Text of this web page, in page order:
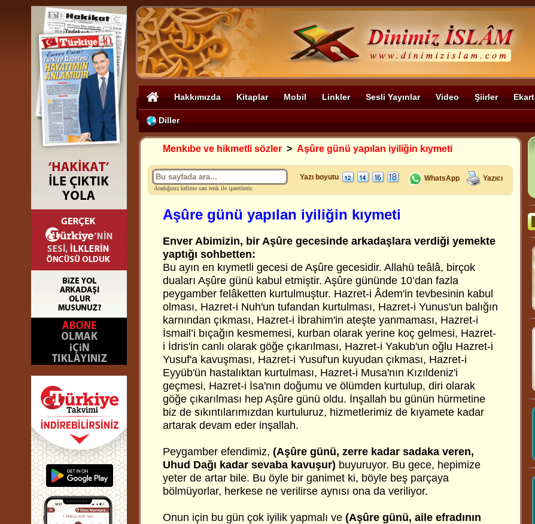
Hakkımızda Kitaplar Mobil Linkler Sesli Yayınlar Video Şiirler Ekart
Diller
Menkıbe ve hikmetli sözler > Aşûre günü yapılan iyiliğin kıymeti
Aradığınız kelime sarı renk ile işaretlenir.
Yazı boyutu WhatsApp Yazıcı
Aşûre günü yapılan iyiliğin kıymeti
Enver Abimizin, bir Aşûre gecesinde arkadaşlara verdiği yemekte
yaptığı sohbetten:
Bu ayın en kıymetli gecesi de Aşûre gecesidir. Allahü teâlâ, birçok
duaları Aşûre günü kabul etmiştir. Aşûre gününde 10’dan fazla
peygamber felâketten kurtulmuştur. Hazret-i Âdem'in tevbesinin kabul
olması, Hazret-i Nuh'un tufandan kurtulması, Hazret-i Yunus'un balığın
karnından çıkması, Hazret-i İbrahim'in ateşte yanmaması, Hazret-i
İsmail’i bıçağın kesmemesi, kurban olarak yerine koç gelmesi, Hazret-
i İdris'in canlı olarak göğe çıkarılması, Hazret-i Yakub'un oğlu Hazret-i
Yusuf'a kavuşması, Hazret-i Yusuf'un kuyudan çıkması, Hazret-i
Eyyüb'ün hastalıktan kurtulması, Hazret-i Musa'nın Kızıldeniz'i
geçmesi, Hazret-i İsa'nın doğumu ve ölümden kurtulup, diri olarak
göğe çıkarılması hep Aşûre günü oldu. İnşallah bu günün hürmetine
biz de sıkıntılarımızdan kurtuluruz, hizmetlerimiz de kıyamete kadar
artarak devam eder inşallah.
Peygamber efendimiz, (Aşûre günü, zerre kadar sadaka veren,
Uhud Dağı kadar sevaba kavuşur) buyuruyor. Bu gece, hepimize
yeter de artar bile. Bu öyle bir ganimet ki, böyle beş parçaya
bölmüyorlar, herkese ne verilirse aynısı ona da veriliyor.
Onun için bu gün çok iyilik yapmalı ve (Aşûre günü, aile efradının